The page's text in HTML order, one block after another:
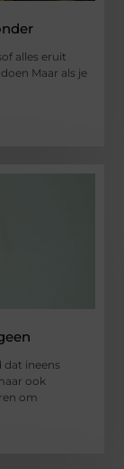
alles eruit
Maar als je
dat ineens
ook
om